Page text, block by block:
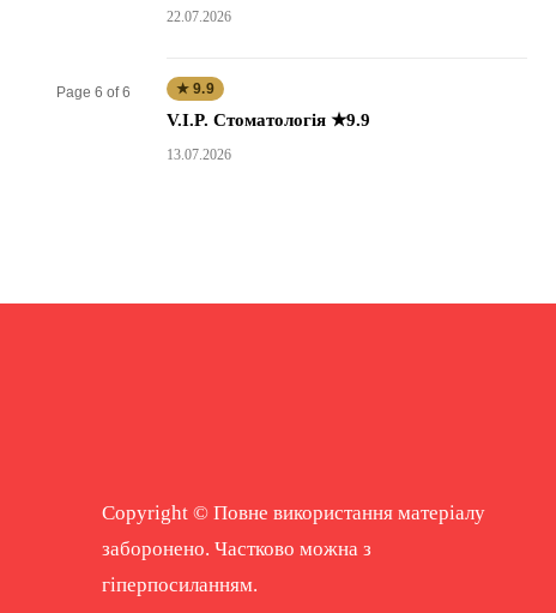
Page 6 of 6
22.07.2026
★ 9.9
V.I.P. Стоматологія ★9.9
13.07.2026
Copyright © Повне використання матеріалу
заборонено. Частково можна з
гіперпосиланням.